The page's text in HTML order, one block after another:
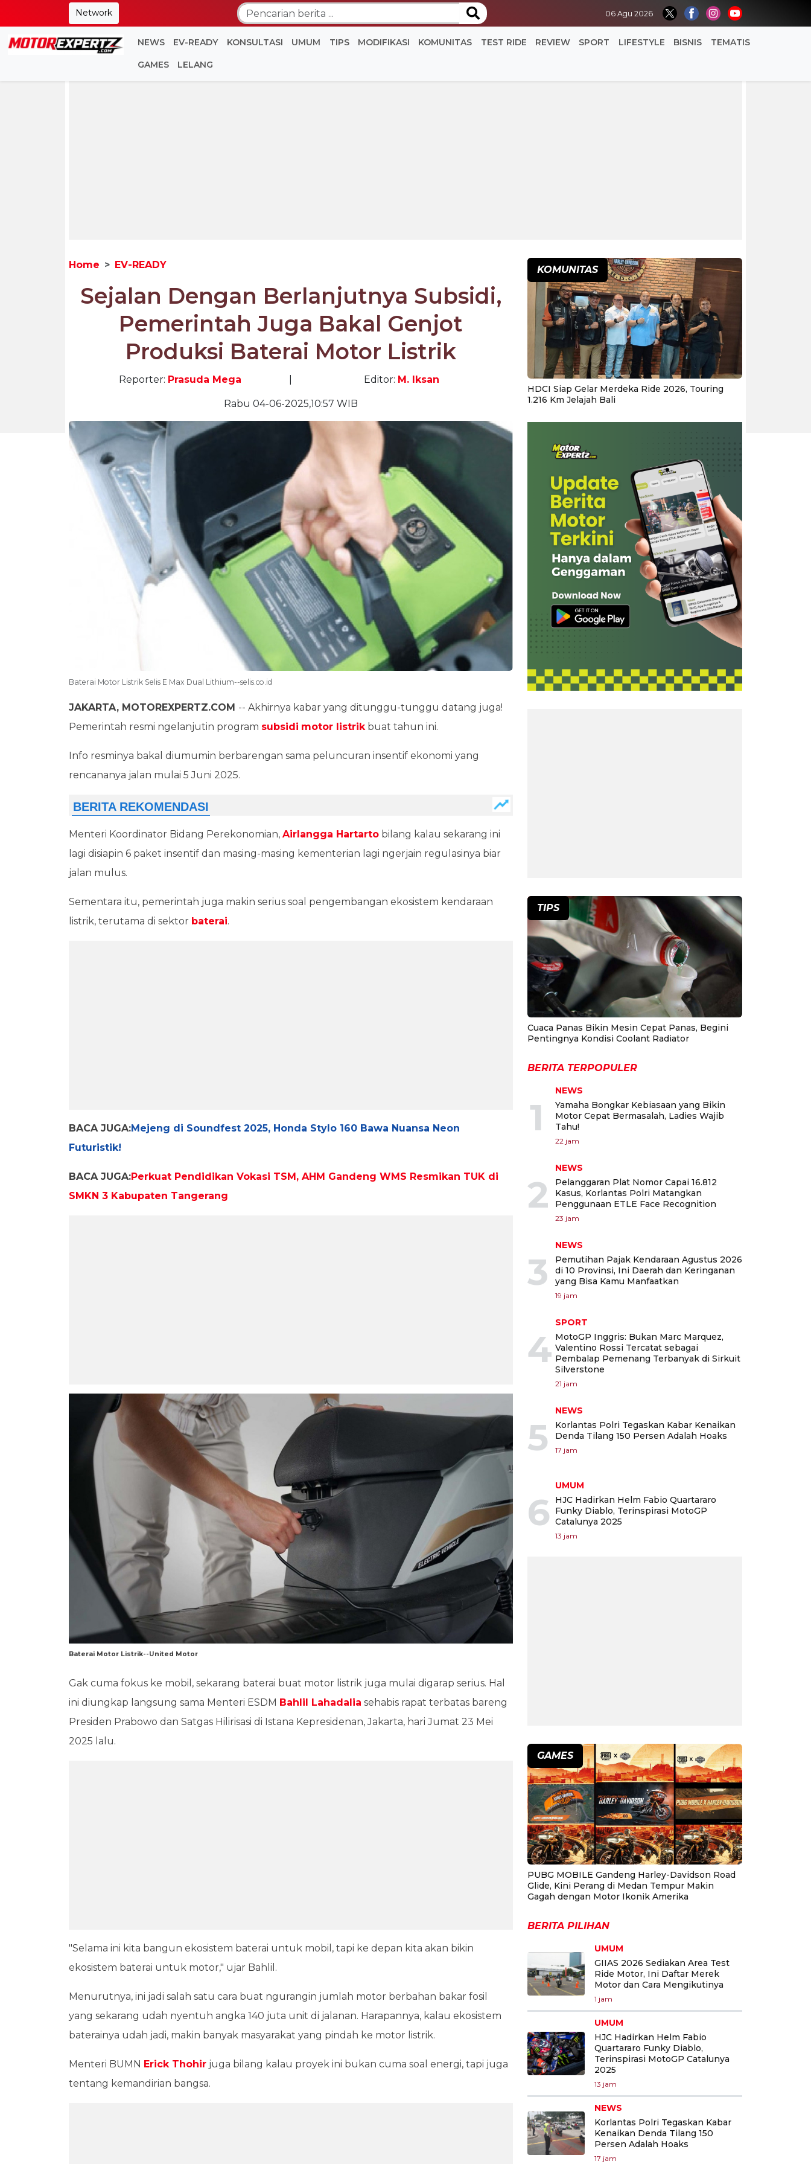
Network 06 Agu 2026
NEWS EV-READY KONSULTASI UMUM TIPS MODIFIKASI KOMUNITAS TEST RIDE REVIEW SPORT LIFESTYLE BISNIS TEMATIS
GAMES LELANG
Home EV-READY
Sejalan Dengan Berlanjutnya Subsidi,
Pemerintah Juga Bakal Genjot
Produksi Baterai Motor Listrik
Reporter: Prasuda Mega Editor: M. Iksan
Rabu 04-06-2025,10:57 WIB
Baterai Motor Listrik Selis E Max Dual Lithium--selis.co.id
JAKARTA, MOTOREXPERTZ.COM -- Akhirnya kabar yang ditunggu-tunggu datang juga!
Pemerintah resmi ngelanjutin program subsidi motor listrikbuat tahun ini.
Info resminya bakal diumumin berbarengan sama peluncuran insentif ekonomi yang
rencananya jalan mulai 5 Juni 2025.
Menteri Koordinator Bidang Perekonomian, Airlangga Hartarto bilang kalau sekarang ini
lagi disiapin 6 paket insentif dan masing-masing kementerian lagi ngerjain regulasinya biar
jalan mulus.
Sementara itu, pemerintah juga makin serius soal pengembangan ekosistem kendaraan
listrik, terutama di sektor baterai.
BACA JUGA:Mejeng di Soundfest 2025, Honda Stylo 160 Bawa Nuansa Neon
Futuristik!
BACA JUGA:Perkuat Pendidikan Vokasi TSM, AHM Gandeng WMS Resmikan TUK di
SMKN 3 Kabupaten Tangerang
Baterai Motor Listrik--United Motor
Gak cuma fokus ke mobil, sekarang baterai buat motor listrik juga mulai digarap serius. Hal
ini diungkap langsung sama Menteri ESDM Bahlil Lahadalia sehabis rapat terbatas bareng
Presiden Prabowo dan Satgas Hilirisasi di Istana Kepresidenan, Jakarta, hari Jumat 23 Mei
2025 lalu.
"Selama ini kita bangun ekosistem baterai untuk mobil, tapi ke depan kita akan bikin
ekosistem baterai untuk motor," ujar Bahlil.
Menurutnya, ini jadi salah satu cara buat ngurangin jumlah motor berbahan bakar fosil
yang sekarang udah nyentuh angka 140 juta unit di jalanan. Harapannya, kalau ekosistem
baterainya udah jadi, makin banyak masyarakat yang pindah ke motor listrik.
Menteri BUMN Erick Thohir juga bilang kalau proyek ini bukan cuma soal energi, tapi juga
tentang kemandirian bangsa.
KOMUNITAS
HDCI Siap Gelar Merdeka Ride 2026, Touring
1.216 Km Jelajah Bali
TIPS
Cuaca Panas Bikin Mesin Cepat Panas, Begini
Pentingnya Kondisi Coolant Radiator
BERITA TERPOPULER
1
NEWS
Yamaha Bongkar Kebiasaan yang Bikin
Motor Cepat Bermasalah, Ladies Wajib
Tahu!
22 jam
2
NEWS
Pelanggaran Plat Nomor Capai 16.812
Kasus, Korlantas Polri Matangkan
Penggunaan ETLE Face Recognition
23 jam
3
NEWS
Pemutihan Pajak Kendaraan Agustus 2026
di 10 Provinsi, Ini Daerah dan Keringanan
yang Bisa Kamu Manfaatkan
19 jam
4
SPORT
MotoGP Inggris: Bukan Marc Marquez,
Valentino Rossi Tercatat sebagai
Pembalap Pemenang Terbanyak di Sirkuit
Silverstone
21 jam
5
NEWS
Korlantas Polri Tegaskan Kabar Kenaikan
Denda Tilang 150 Persen Adalah Hoaks
17 jam
6
UMUM
HJC Hadirkan Helm Fabio Quartararo
Funky Diablo, Terinspirasi MotoGP
Catalunya 2025
13 jam
GAMES
PUBG MOBILE Gandeng Harley-Davidson Road
Glide, Kini Perang di Medan Tempur Makin
Gagah dengan Motor Ikonik Amerika
BERITA PILIHAN
UMUM
GIIAS 2026 Sediakan Area Test
Ride Motor, Ini Daftar Merek
Motor dan Cara Mengikutinya
1 jam
UMUM
HJC Hadirkan Helm Fabio
Quartararo Funky Diablo,
Terinspirasi MotoGP Catalunya
2025
13 jam
NEWS
Korlantas Polri Tegaskan Kabar
Kenaikan Denda Tilang 150
Persen Adalah Hoaks
17 jam